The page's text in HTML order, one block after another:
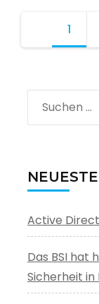
1
Suchen
nach:
Active
Das BSI hat
Sicherheit